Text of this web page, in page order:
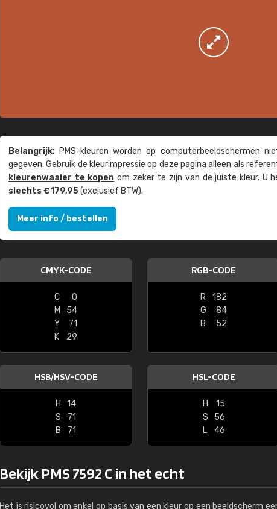
Belangrijk: PMS-kleuren worden op computer­beeld­schermen
gegeven. Gebruik de kleur­impressie op deze pagina alleen als
kleuren­waaier te kopen om zeker te zijn van de juiste kleur. U
slechts €179,95(exclusief BTW).
Meer info / bestellen
CMYK-CODE
C
0
M
54
Y
71
K
29
RGB-CODE
R
182
G
84
B
52
HSB/HSV-CODE
H
14
S
71
B
71
HSL-CODE
H
15
S
56
L
46
Bekijk PMS 7592 C in het echt
Het is risicovol om enkel op basis van een kleur op een beeldscherm